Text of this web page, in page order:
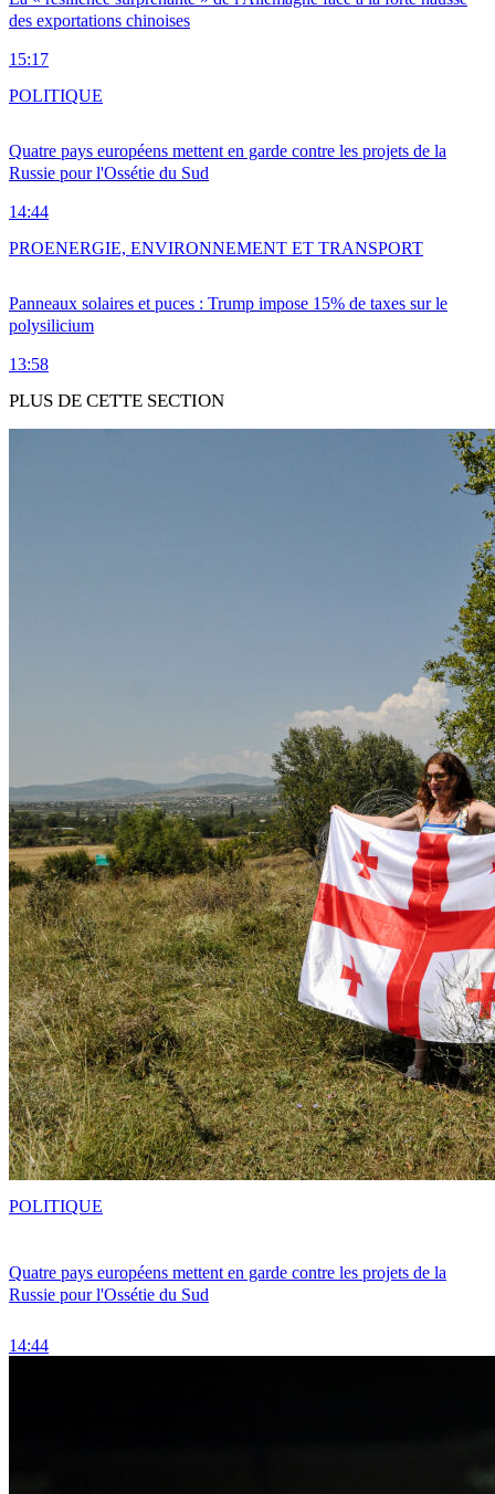
des exportations chinoises
15:17
Quatre pays européens mettent en garde contre les projets de la
Russie pour l'Ossétie du Sud
14:44
POLITIQUE
Panneaux solaires et puces : Trump impose 15% de taxes sur le
polysilicium
13:58
PROENERGIE, ENVIRONNEMENT ET TRANSPORT
PLUS DE CETTE SECTION
Quatre pays européens mettent en garde contre les projets de la
Russie pour l'Ossétie du Sud
14:44
POLITIQUE